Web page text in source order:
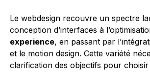
Le webdesign recouvre un spectre
conception d’interfaces à
experience, en passant par
et le motion design. Cette variété
clarification des objectifs pour